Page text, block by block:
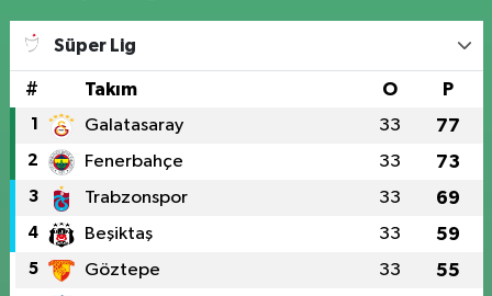
Süper Lig
# Takım O P
1 Galatasaray 33 77
2 Fenerbahçe 33 73
3 Trabzonspor 33 69
4 Beşiktaş 33 59
5 Göztepe 33 55